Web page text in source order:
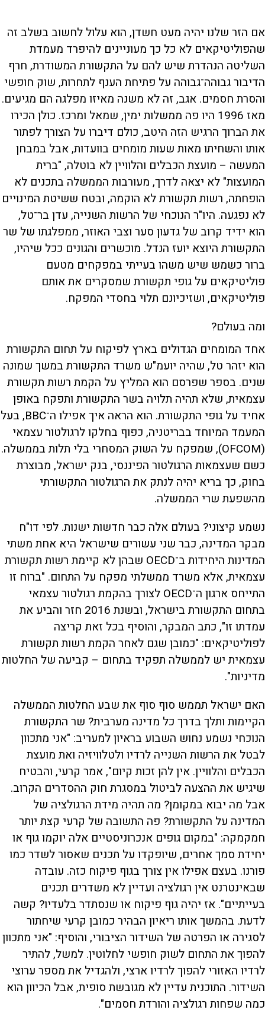
אם הזר שלנו יהיה מעט חשדן, הוא עלול לחשוב בשלב זה
שהפוליטיקאים לא כל כך מעוניינים להיפרד מעמדת
השליטה הנהדרת שיש להם על התקשורת המשודרת, חרף
הדיבור גבוהה־גבוהה על פתיחת הענף לתחרות, שוק חופשי
והסרת חסמים. אגב, זה לא משנה מאיזו מפלגה הם מגיעים.
מאז 1996 היו פה ממשלות ימין, שמאל ומרכז. כולן הכירו
את הברוך הרגיש הזה היטב, כולם דיברו על הצורך לפתור
אותו והשחיתו מאות שעות מומחים בוועדות, אבל במבחן
המעשה – מועצת הכבלים והלוויין לא בוטלה, "ברית
המועצות" לא יצאה לדרך, מעורבות הממשלה בתכנים לא
הופחתה, רשות תקשורת לא הוקמה, ובטח ששיטת המינויים
לא נפגעה. היו"ר הנוכחי של הרשות השנייה, עדן בר־טל,
הוא ידיד קרוב של גדעון סער וצבי האוזר, ממפלגתו של שר
התקשורת היוצא יועז הנדל. מוכשרים והגונים ככל שיהיו,
ברור כשמש שיש משהו בעייתי במפקחים מטעם
פוליטיקאים על גופי תקשורת שמסקרים את אותם
פוליטיקאים, ושזיכיונם תלוי בחסדי המפקח.
ומה בעולם?
אחד המומחים הגדולים בארץ לפיקוח על תחום התקשורת
הוא יזהר טל, שהיה יועמ"ש משרד התקשורת במשך שמונה
שנים. בספר שפרסם הוא המליץ על הקמת רשות תקשורת
עצמאית, שלא תהיה תלויה בשר התקשורת ותפקח באופן
אחיד על גופי התקשורת. הוא הראה איך אפילו ה־BBC, בעל
המעמד המיוחד בבריטניה, כפוף בחלקו לרגולטור עצמאי
(OFCOM), שמפקח על השוק המסחרי בלי תלות בממשלה.
כשם שעצמאות הרגולטור הפיננסי, בנק ישראל, מבוצרת
בחוק, כך בריא יהיה לנתק את הרגולטור התקשורתי
מהשפעת שרי הממשלה.
נשמע קיצוני? בעולם אלה כבר חדשות ישנות. לפי דו"ח
מבקר המדינה, כבר שני עשורים שישראל היא אחת משתי
המדינות היחידות ב־OECD שבהן לא קיימת רשות תקשורת
עצמאית, אלא משרד ממשלתי מפקח על התחום. "ברוח זו
התייחס ארגון ה־OECD לצורך בהקמת רגולטור עצמאי
בתחום התקשורת בישראל, ובשנת 2016 חזר והביע את
עמדתו זו", כתב המבקר, והוסיף בכל זאת קריצה
לפוליטיקאים: "כמובן שגם לאחר הקמת רשות תקשורת
עצמאית יש לממשלה תפקיד בתחום – קביעה של החלטות
מדיניות".
האם ישראל תממש סוף סוף את שבע החלטות הממשלה
הקיימות ותלך בדרך כל מדינה מערבית? שר התקשורת
הנוכחי נשמע נחוש השבוע בראיון למעריב: "אני מתכוון
לבטל את הרשות השנייה לרדיו ולטלוויזיה ואת מועצת
הכבלים והלוויין. אין להן זכות קיום", אמר קרעי, והבטיח
שיגיש את ההצעה לביטול במסגרת חוק ההסדרים הקרוב.
אבל מה יבוא במקומן? מה תהיה מידת הרגולציה של
המדינה על התקשורת? פה התשובה של קרעי קצת יותר
חמקמקה: "במקום גופים אנכרוניסטיים אלה יוקמו גוף או
יחידת סמך אחרים, שיופקדו על תכנים שאסור לשדר כמו
פורנו. בעצם אפילו אין צורך בגוף פיקוח כזה. עובדה
שבאינטרנט אין רגולציה ועדיין לא משדרים תכנים
בעייתיים". אז יהיה גוף פיקוח או שנסתדר בלעדיו? קשה
לדעת. בהמשך אותו ריאיון הבהיר כמובן קרעי שיחתור
לסגירה או הפרטה של השידור הציבורי, והוסיף: "אני מתכוון
להפוך את התחום לשוק חופשי לחלוטין. למשל, להתיר
לרדיו האזורי להפוך לרדיו ארצי, ולהגדיל את מספר ערוצי
השידור. התוכנית עדיין לא מגובשת סופית, אבל הכיוון הוא
כמה שפחות רגולציה והורדת חסמים".